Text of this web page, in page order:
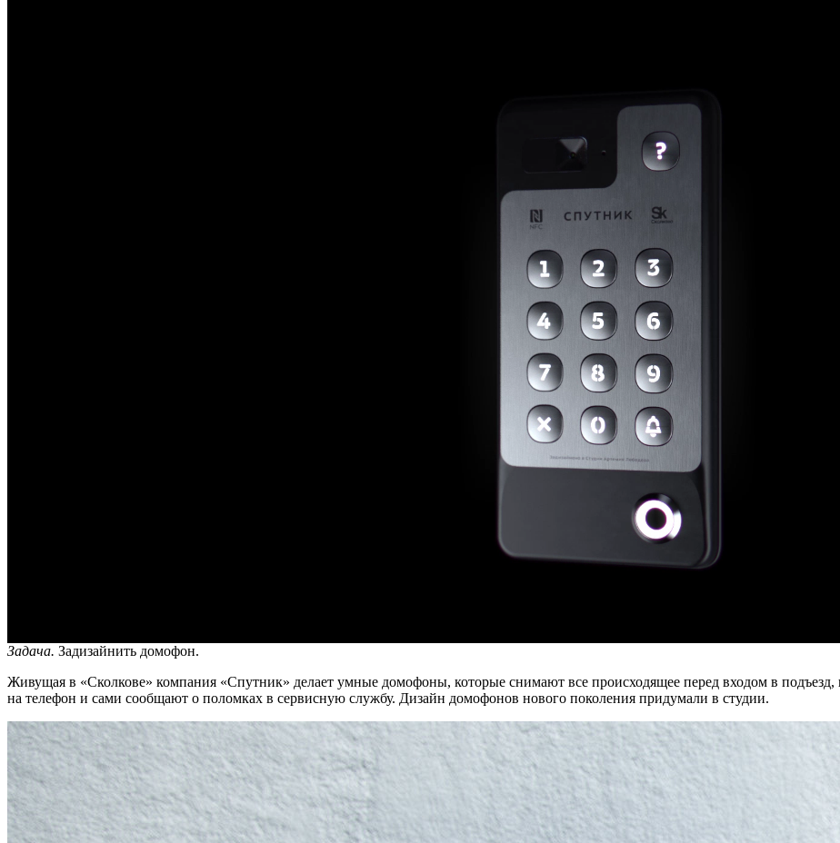
Задача. Задизайнить домофон.
Живущая в «Сколкове» компания «Спутник» делает умные домофоны, которые снимают все происходящее перед входом в подъезд,
на телефон и сами сообщают о поломках в сервисную службу. Дизайн домофонов нового поколения придумали в студии.